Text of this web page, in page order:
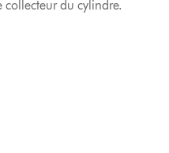
collecteur du cylindre.